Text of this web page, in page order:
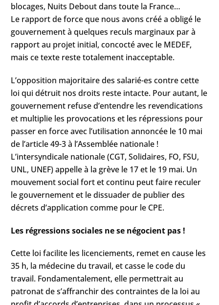
blocages, Nuits Debout dans toute la France…
Le rapport de force que nous avons créé a obligé le
gouvernement à quelques reculs marginaux par à
rapport au projet initial, concocté avec le MEDEF,
mais ce texte reste totalement inacceptable.
L’opposition majoritaire des salarié-es contre cette
loi qui détruit nos droits reste intacte. Pour autant, le
gouvernement refuse d’entendre les revendications
et multiplie les provocations et les répressions pour
passer en force avec l’utilisation annoncée le 10 mai
de l’article 49-3 à l’Assemblée nationale !
L’intersyndicale nationale (CGT, Solidaires, FO, FSU,
UNL, UNEF) appelle à la grève le 17 et le 19 mai. Un
mouvement social fort et continu peut faire reculer
le gouvernement et le dissuader de publier des
décrets d’application comme pour le CPE.
Les régressions sociales ne se négocient pas !
Cette loi facilite les licenciements, remet en cause les
35 h, la médecine du travail, et casse le code du
travail. Fondamentalement, elle permettrait au
patronat de s’affranchir des contraintes de la loi au